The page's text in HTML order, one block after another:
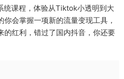
课程，体验从Tiktok小透明到大
会掌握一项新的流量变现工具，
的红利，错过了国内抖音，你还要